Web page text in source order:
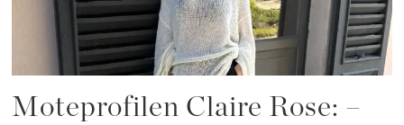
Moteprofilen Claire Rose: –